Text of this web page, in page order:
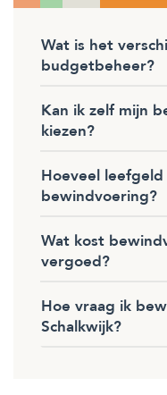
Wat is het
budgetbeheer?
Kan ik zelf mijn
kiezen?
Hoeveel
bewindvoering?
Wat kost
vergoed?
Hoe vraag ik
Schalkwijk?